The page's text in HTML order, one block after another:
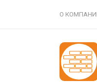
О